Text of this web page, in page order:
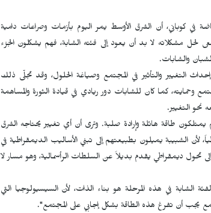
في كوباني، أن الشرق الأوسط يمر اليوم بأزمات وصراعات دامية
لا بد أن يعود إلى فئته الشابة، فهم يشكلون الجزء
والشابات.
التغيير والتأثير في المجتمع وصياغة الحلول، وقد تجلّى ذلك
كما كان للشابات دور ريادي في قيادة الثورة والمساهمة
نحو التغيير.
طاقة هائلة وإرادة صلبة. وترى أن أي تغيير يحتاجه الشرق
لأن الشبيبة يميلون بطبيعتهم إلى تبني الأساليب الديمقراطية في
تحول ديمقراطي يقدم بديلاً عن السلطات الرأسمالية، وهو مسار لا
في هذه المرحلة هو بناء الذات، لأن السيسيولوجيا التي
يجب أن تفرغ هذه الطاقة بشكل إجابي على المجتمع".